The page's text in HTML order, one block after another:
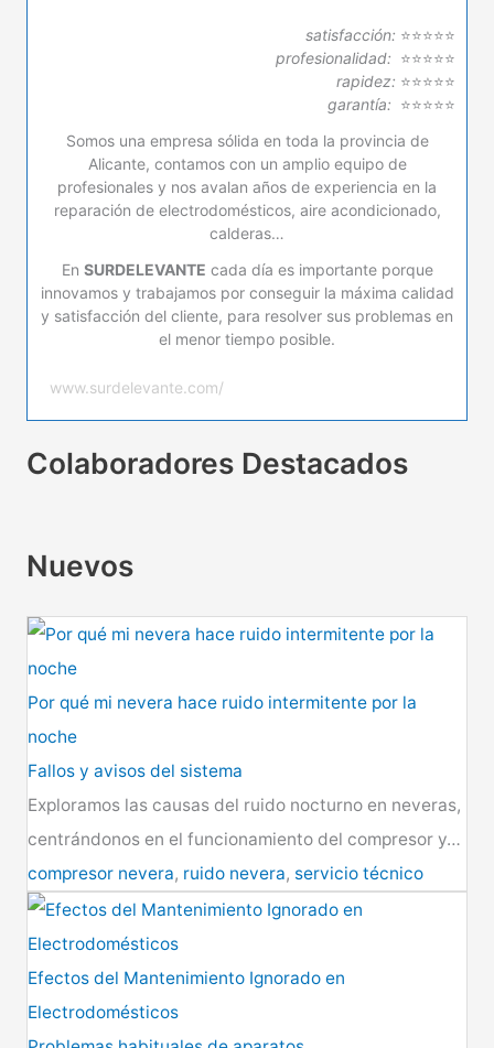
satisfacción: ⭐⭐⭐⭐⭐
profesionalidad: ⭐⭐⭐⭐⭐
rapidez: ⭐⭐⭐⭐⭐
garantía: ⭐⭐⭐⭐⭐
Somos una empresa sólida en toda la provincia de
Alicante, contamos con un amplio equipo de
profesionales y nos avalan años de experiencia en la
reparación de electrodomésticos, aire acondicionado,
calderas…
En SURDELEVANTE cada día es importante porque
innovamos y trabajamos por conseguir la máxima calidad
y satisfacción del cliente, para resolver sus problemas en
el menor tiempo posible.
www.surdelevante.com/
Colaboradores Destacados
Nuevos
Por qué mi nevera hace ruido intermitente por la
noche
Fallos y avisos del sistema
Exploramos las causas del ruido nocturno en neveras,
centrándonos en el funcionamiento del compresor y…
compresor nevera, ruido nevera, servicio técnico
Efectos del Mantenimiento Ignorado en
Electrodomésticos